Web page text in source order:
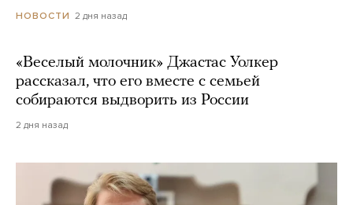
НОВОСТИ 2 дня назад
«Веселый молочник» Джастас Уолкер
рассказал, что его вместе с семьей
собираются выдворить из России
2 дня назад